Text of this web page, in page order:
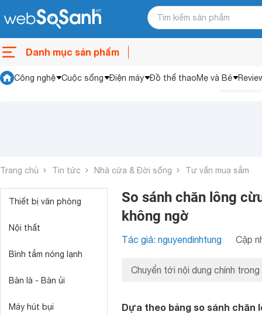
Danh mục sản phẩm
Công nghệ Cuộc sống Điện máy Đồ thể thaoMẹ và Bé
Trang chủ Tin tức Nhà cửa & Đời sống Tư vấn mua sắm
Thiết bị văn phòng
Nội thất
Bình tắm nóng lạnh
Bàn là - Bàn ủi
Máy hút bụi
So sánh chăn lông
không ngờ
Tác giả: nguyendinhtung Cập
Chuyển tới nội dung chính trong
Dựa theo bảng so sánh